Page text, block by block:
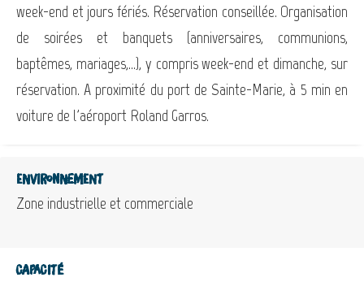
week-end et jours fériés. Réservation conseillée. Organisation
de soirées et banquets (anniversaires, communions,
baptêmes, mariages,...), y compris week-end et dimanche, sur
réservation. A proximité du port de Sainte-Marie, à 5 min en
voiture de l'aéroport Roland Garros.
Environnement
Zone industrielle et commerciale
Capacité